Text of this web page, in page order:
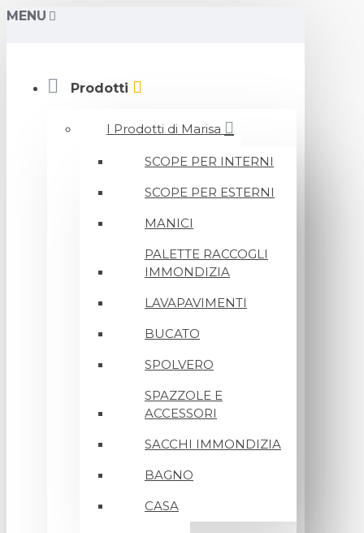
MENU
Prodotti
I Prodotti di Marisa
SCOPE PER INTERNI
SCOPE PER ESTERNI
MANICI
PALETTE RACCOGLI
IMMONDIZIA
LAVAPAVIMENTI
BUCATO
SPOLVERO
SPAZZOLE E
ACCESSORI
SACCHI IMMONDIZIA
BAGNO
CASA